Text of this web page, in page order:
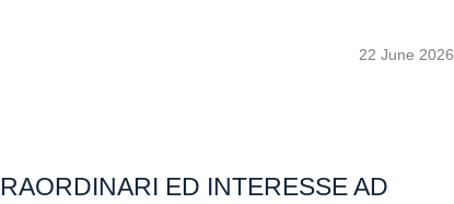
22 June 2026
ED INTERESSE AD